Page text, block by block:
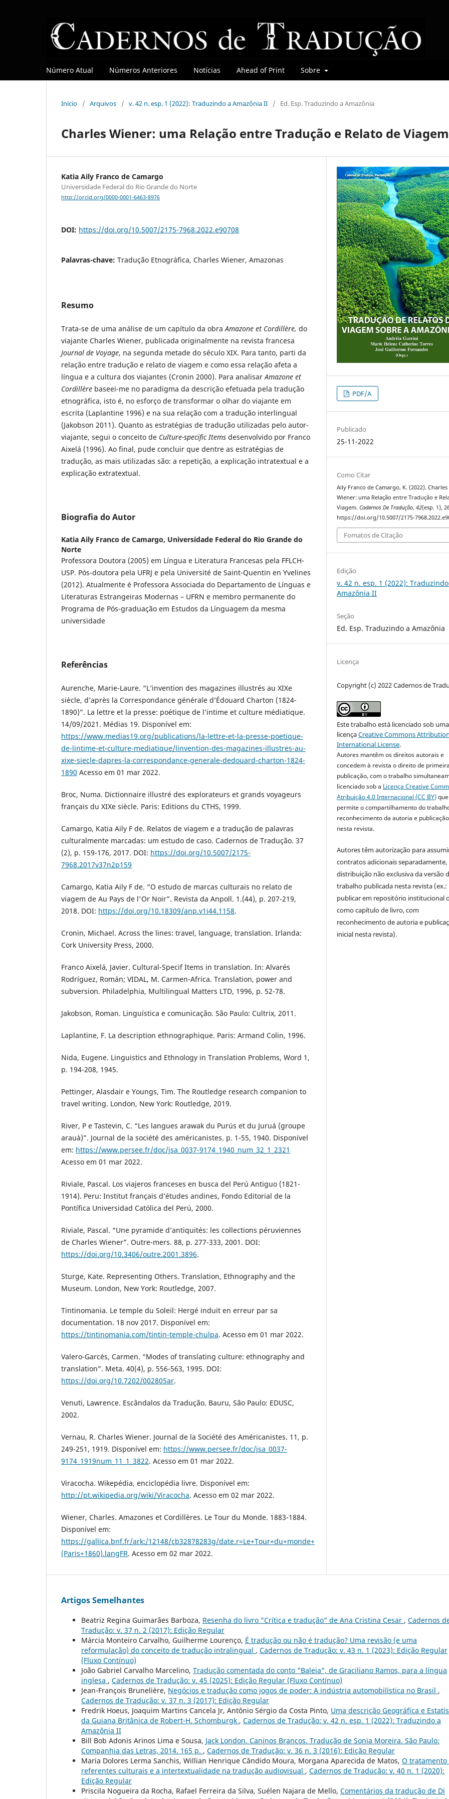
Número Atual Números Anteriores Notícias Ahead of Print Sobre
Início / Arquivos / v. 42 n. esp. 1 (2022): Traduzindo a Amazônia II / Ed. Esp. Traduzindo a Amazônia
Charles Wiener: uma Relação entre Tradução e Relato de Viagem
Katia Aily Franco de Camargo
Universidade Federal do Rio Grande do Norte
http://orcid.org/0000-0001-6463-8976
DOI: https://doi.org/10.5007/2175-7968.2022.e90708
Palavras-chave: Tradução Etnográfica, Charles Wiener, Amazonas
Resumo
Trata-se de uma análise de um capítulo da obraAmazone et Cordillère, do
viajante Charles Wiener, publicada originalmente na revista francesa
Journal de Voyage, na segunda metade do século XIX. Para tanto, parti da
relação entre tradução e relato de viagem e como essa relação afeta a
língua e a cultura dos viajantes (Cronin 2000). Para analisarAmazone et
Cordillère baseei-me no paradigma da descrição efetuada pela tradução
etnográfica, isto é, no esforço de transformar o olhar do viajante em
escrita (Laplantine 1996) e na sua relação com a tradução interlingual
(Jakobson 2011). Quanto as estratégias de tradução utilizadas pelo autor-
viajante, segui o conceito de Culture-specific Items desenvolvido por Franco
Aixelá (1996). Ao final, pude concluir que dentre as estratégias de
tradução, as mais utilizadas são: a repetição, a explicação intratextual e a
explicação extratextual.
Biografia do Autor
Katia Aily Franco de Camargo, Universidade Federal do Rio Grande do
Norte
Professora Doutora (2005) em Língua e Literatura Francesas pela FFLCH-
USP. Pós-doutora pela UFRJ e pela Université de Saint-Quentin en Yvelines
(2012). Atualmente é Professora Associada do Departamento de Línguas e
Literaturas Estrangeiras Modernas – UFRN e membro permanente do
Programa de Pós-graduação em Estudos da Línguagem da mesma
universidade
Referências
Aurenche, Marie-Laure. “L’invention des magazines illustrés au XIXe
siècle, d’après la Correspondance générale d’Édouard Charton (1824-
1890)”. La lettre et la presse: poétique de l’intime et culture médiatique.
14/09/2021. Médias 19. Disponível em:
https://www.medias19.org/publications/la-lettre-et-la-presse-poetique-
de-lintime-et-culture-mediatique/linvention-des-magazines-illustres-au-
xixe-siecle-dapres-la-correspondance-generale-dedouard-charton-1824-
1890 Acesso em 01 mar 2022.
Broc, Numa. Dictionnaire illustré des explorateurs et grands voyageurs
français du XIXe siècle. Paris: Editions du CTHS, 1999.
Camargo, Katia Aily F de. Relatos de viagem e a tradução de palavras
culturalmente marcadas: um estudo de caso. Cadernos de Tradução. 37
(2), p. 159-176, 2017. DOI: https://doi.org/10.5007/2175-
7968.2017v37n2p159
Camargo, Katia Aily F de. “O estudo de marcas culturais no relato de
viagem de Au Pays de l'Or Noir”. Revista da Anpoll. 1.(44), p. 207-219,
2018. DOI: https://doi.org/10.18309/anp.v1i44.1158.
Cronin, Michael. Across the lines: travel, language, translation. Irlanda:
Cork University Press, 2000.
Franco Aixelá, Javier. Cultural-Specif Items in translation. In: Alvarés
Rodríguez, Román; VIDAL, M. Carmen-Africa. Translation, power and
subversion. Philadelphia, Multilingual Matters LTD, 1996, p. 52-78.
Jakobson, Roman. Linguística e comunicação. São Paulo: Cultrix, 2011.
Laplantine, F. La description ethnographique. Paris: Armand Colin, 1996.
Nida, Eugene. Linguistics and Ethnology in Translation Problems, Word 1,
p. 194-208, 1945.
Pettinger, Alasdair e Youngs, Tim. The Routledge research companion to
travel writing. London, New York: Routledge, 2019.
River, P e Tastevin, C. “Les langues arawak du Purús et du Juruá (groupe
arauà)”. Journal de la société des américanistes. p. 1-55, 1940. Disponível
em: https://www.persee.fr/doc/jsa_0037-9174_1940_num_32_1_2321
Acesso em 01 mar 2022.
Riviale, Pascal. Los viajeros franceses en busca del Perú Antiguo (1821-
1914). Peru: Institut français d’études andines, Fondo Editorial de la
Pontífica Universidad Católica del Perú, 2000.
Riviale, Pascal. “Une pyramide d’antiquités: les collections péruviennes
de Charles Wiener”. Outre-mers. 88, p. 277-333, 2001. DOI:
https://doi.org/10.3406/outre.2001.3896.
Sturge, Kate. Representing Others. Translation, Ethnography and the
Museum. London, New York: Routledge, 2007.
Tintinomania. Le temple du Soleil: Hergé induit en erreur par sa
documentation. 18 nov 2017. Disponível em:
https://tintinomania.com/tintin-temple-chulpa. Acesso em 01 mar 2022.
Valero-Garcés, Carmen. “Modes of translating culture: ethnography and
translation”. Meta. 40(4), p. 556-563, 1995. DOI:
https://doi.org/10.7202/002805ar.
Venuti, Lawrence. Escândalos da Tradução. Bauru, São Paulo: EDUSC,
2002.
Vernau, R. Charles Wiener. Journal de la Société des Américanistes. 11, p.
249-251, 1919. Disponível em: https://www.persee.fr/doc/jsa_0037-
9174_1919num_11_1_3822. Acesso em 01 mar 2022.
Viracocha. Wikepédia, enciclopédia livre. Disponível em:
http://pt.wikipedia.org/wiki/Viracocha. Acesso em 02 mar 2022.
Wiener, Charles. Amazones et Cordillères. Le Tour du Monde. 1883-1884.
Disponível em:
https://gallica.bnf.fr/ark:/12148/cb32878283g/date.r=Le+Tour+du+monde+
(Paris+1860).langFR. Acesso em 02 mar 2022.
PDF/A
Publicado
25-11-2022
Como Citar
Aily Franco de Camargo, K. (2022). Charles
Wiener: uma Relação entre Tradução e
Viagem.Cadernos De Tradução,42(esp. 1),
https://doi.org/10.5007/2175-
Fomatos de Citação
Edição
v. 42 n. esp. 1 (2022):
Amazônia II
Seção
Ed. Esp. Traduzindo a Amazônia
Licença
Copyright (c) 2022 Cadernos de
Este trabalho está licenciado sob uma
licençaCreative Commons
International License.
Autores mantêm os direitos autorais e
concedem à revista o direito de
publicação, com o trabalho
licenciado sob a Licença Creative
Atribuição 4.0 Internacional (CC BY)que
permite o compartilhamento do
reconhecimento da autoria e
nesta revista.
Autores têm autorização para
contratos adicionais separadamente,
distribuição não exclusiva da versão
trabalho publicada nesta revista (ex.:
publicar em repositório institucional
como capítulo de livro, com
reconhecimento de autoria e
inicial nesta revista).
Artigos Semelhantes
Beatriz Regina Guimarães Barboza, Resenha do livro "Crítica e tradução" de Ana Cristina Cesar , Cadernos
Tradução: v. 37 n. 2 (2017): Edição Regular
Márcia Monteiro Carvalho, Guilherme Lourenço, É tradução ou não é tradução? Uma revisão (e uma
reformulação) do conceito de tradução intralingual , Cadernos de Tradução: v. 43 n. 1 (2023): Edição Regular
(Fluxo Contínuo)
João Gabriel Carvalho Marcelino, Tradução comentada do conto "Baleia", de Graciliano Ramos, para a língua
inglesa , Cadernos de Tradução: v. 45 (2025): Edição Regular (Fluxo Contínuo)
Jean-François Brunelière, Negócios e tradução como jogos de poder: A indústria automobilística no Brasil ,
Cadernos de Tradução: v. 37 n. 3 (2017): Edição Regular
Fredrik Hoeus, Joaquim Martins Cancela Jr, Antônio Sérgio da Costa Pinto, Uma descrição Geográfica e
da Guiana Britânica de Robert-H. Schomburgk , Cadernos de Tradução: v. 42 n. esp. 1 (2022): Traduzindo a
Amazônia II
Bill Bob Adonis Arinos Lima e Sousa, Jack London. Caninos Brancos. Tradução de Sonia Moreira. São Paulo:
Companhia das Letras, 2014. 165 p. , Cadernos de Tradução: v. 36 n. 3 (2016): Edição Regular
Maria Dolores Lerma Sanchis, Willian Henrique Cândido Moura, Morgana Aparecida de Matos, O tratamento
referentes culturais e a intertextualidade na tradução audiovisual , Cadernos de Tradução: v. 40 n. 1 (2020):
Edição Regular
Priscila Nogueira da Rocha, Rafael Ferreira da Silva, Suélen Najara de Mello, Comentários da tradução de Di